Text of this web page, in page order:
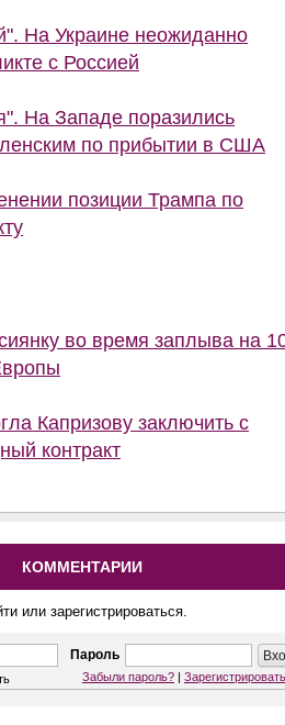
На Украине неожиданно
с Россией
На Западе поразились
по прибытии в США
позиции Трампа по
во время заплыва на
Капризову заключить с
контракт
КОММЕНТАРИИ
или зарегистрироваться.
Пароль
Забыли пароль? |